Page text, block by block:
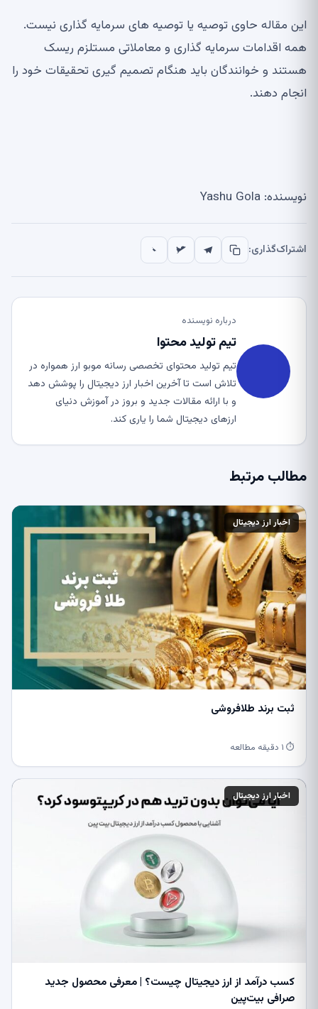
این مقاله حاوی توصیه یا توصیه های سرمایه گذاری نیست.
همه اقدامات سرمایه گذاری و معاملاتی مستلزم ریسک
هستند و خوانندگان باید هنگام تصمیم گیری تحقیقات خود را
انجام دهند.
نویسنده: Yashu Gola
اشتراک‌گذاری:
درباره نویسنده
تیم تولید محتوا
تیم تولید محتوای تخصصی رسانه موبو ارز همواره در
تلاش است تا آخرین اخبار ارز دیجیتال را پوشش دهد
و با ارائه مقالات جدید و بروز در آموزش دنیای
ارزهای دیجیتال شما را یاری کند.
مطالب مرتبط
اخبار ارز دیجیتال
ثبت برند طلافروشی
⏱ ۱ دقیقه مطالعه
اخبار ارز دیجیتال
کسب درآمد از ارز دیجیتال چیست؟ | معرفی محصول جدید
صرافی بیت‌پین